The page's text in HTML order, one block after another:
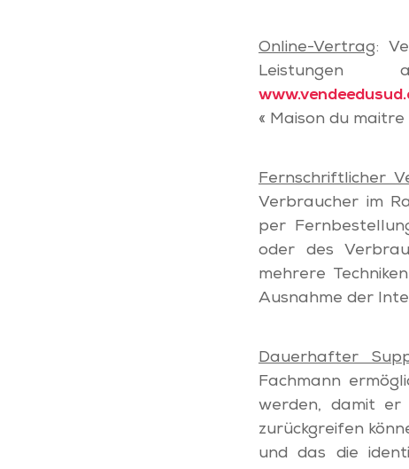
Online-Vertrag:
Leistungen
« Maison du maitre
Fernschriftlicher
Verbraucher im
per
oder des
mehrere
Ausnahme der
Dauerhafter
Fachmann
werden, damit er
zurückgreifen
und das die